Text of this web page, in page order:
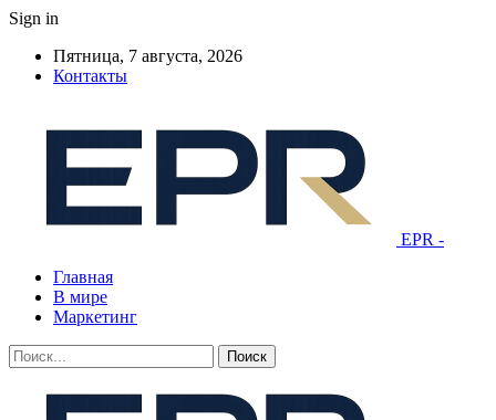
Sign in
Пятница, 7 августа, 2026
Контакты
EPR -
Главная
В мире
Маркетинг